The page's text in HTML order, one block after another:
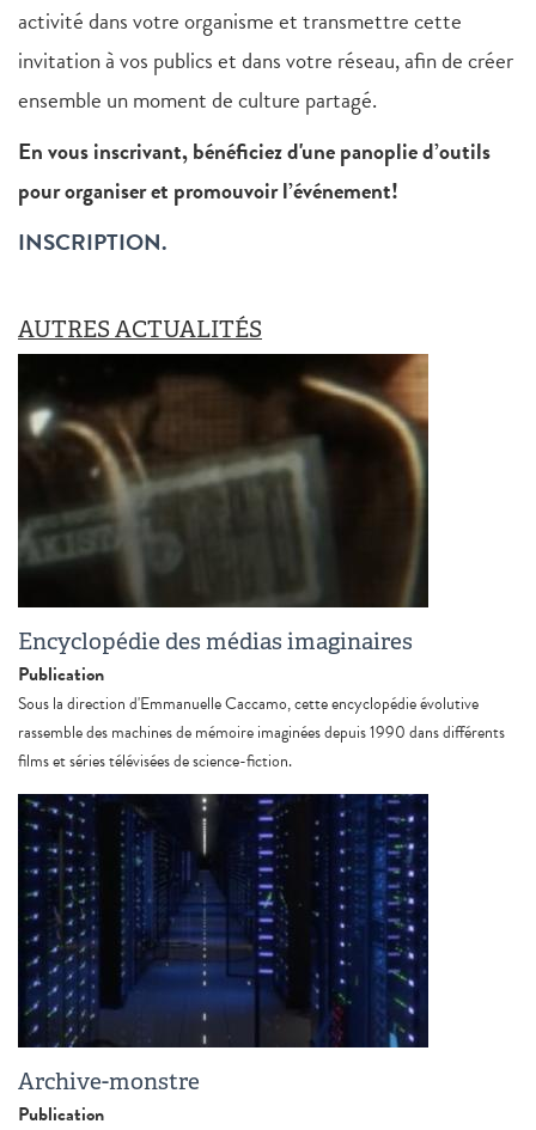
activité dans votre organisme et transmettre cette
invitation à vos publics et dans votre réseau, afin de créer
ensemble un moment de culture partagé.
En vous inscrivant, bénéficiez d'une panoplie d’outils
pour organiser et promouvoir l’événement!
INSCRIPTION.
AUTRES ACTUALITÉS
Encyclopédie des médias imaginaires
Publication
Sous la direction d'Emmanuelle Caccamo, cette encyclopédie évolutive
rassemble des machines de mémoire imaginées depuis 1990 dans différents
films et séries télévisées de science-fiction.
Archive-monstre
Publication